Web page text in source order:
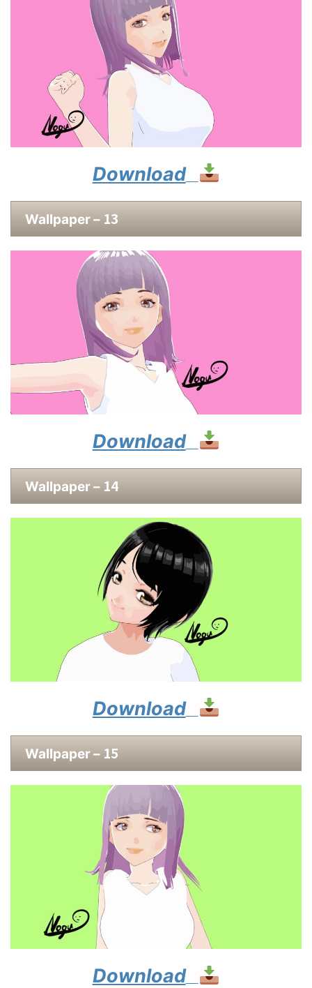
Download
Wallpaper – 13
Download
Wallpaper – 14
Download
Wallpaper – 15
Download